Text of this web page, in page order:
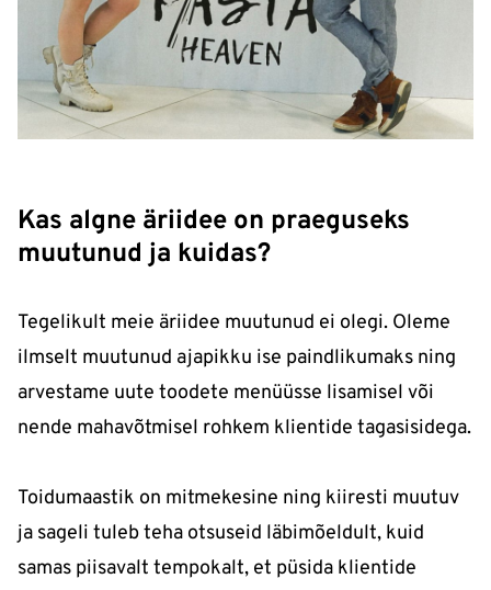
Kas algne äriidee on praeguseks
muutunud ja kuidas?
Tegelikult meie äriidee muutunud ei olegi. Oleme
ilmselt muutunud ajapikku ise paindlikumaks ning
arvestame uute toodete menüüsse lisamisel või
nende mahavõtmisel rohkem klientide tagasisidega.
Toidumaastik on mitmekesine ning kiiresti muutuv
ja sageli tuleb teha otsuseid läbimõeldult, kuid
samas piisavalt tempokalt, et püsida klientide